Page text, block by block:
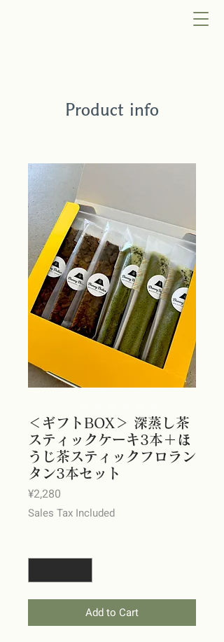
Product info
＜ギフトBOX＞ 深蒸し茶
スティックケーキ3本＋ほ
うじ茶スティックフロラン
タン3本セット
¥2,280
Sales Tax Included
Add to Cart